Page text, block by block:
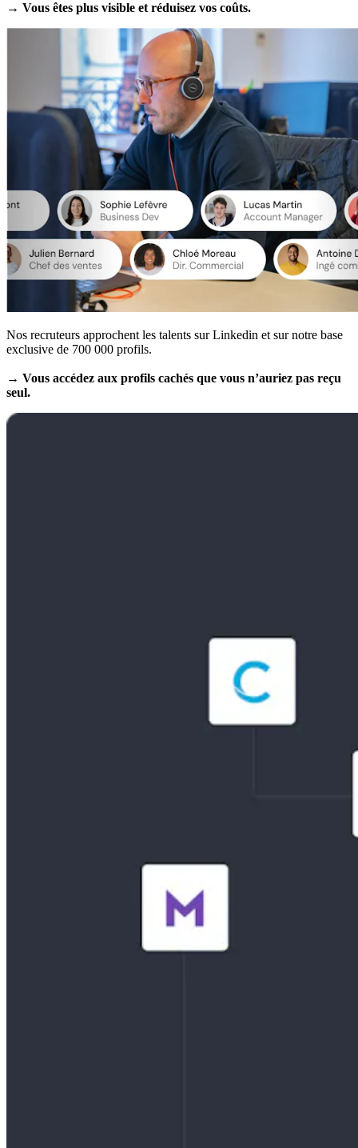
→ Vous êtes plus visible et réduisez vos coûts.
Nos recruteurs approchent les talents sur Linkedin et sur notre base
exclusive de 700 000 profils.
→ Vous accédez aux profils cachés que vous n’auriez pas reçu
seul.